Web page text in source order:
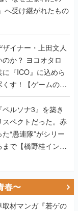
へ受け継がれたもの
イナー・上田文人
か？ ヨコオタロ
『ICO』に込めら
す！【ゲームの企
ペルソナ3』を築き
スペクトだった。赤
“愚連隊”がシリー
で【橋野桂インタ
春〜
材マンガ『若ゲの